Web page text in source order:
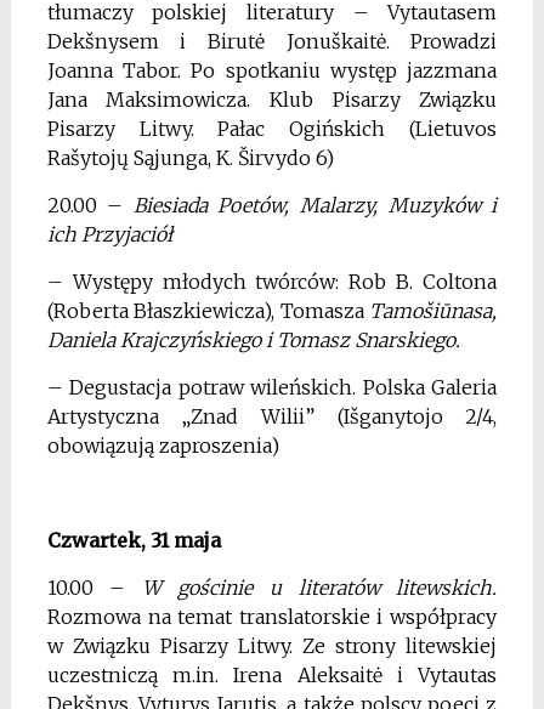
tłumaczy polskiej literatury – Vytautasem
Dekšnysem i Birutė Jonuškaitė. Prowadzi
Joanna Tabor. Po spotkaniu występ jazzmana
Jana Maksimowicza. Klub Pisarzy Związku
Pisarzy Litwy. Pałac Ogińskich (Lietuvos
Rašytojų Sąjunga, K. Širvydo 6)
20.00 – Biesiada Poetów, Malarzy, Muzyków i
ich Przyjaciół
– Występy młodych twórców: Rob B. Coltona
(Roberta Błaszkiewicza), TomaszaTamošiūnasa,
Daniela Krajczyńskiego i Tomasz Snarskiego.
– Degustacja potraw wileńskich. Polska Galeria
Artystyczna „Znad Wilii” (Išganytojo 2/4,
obowiązują zaproszenia)
Czwartek, 31 maja
10.00 –
W gościnie u literatów litewskich.
Rozmowa na temat translatorskie i współpracy
w Związku Pisarzy Litwy. Ze strony litewskiej
uczestniczą m.in. Irena Aleksaitė i Vytautas
Dekšnys, Vyturys Jarutis, a także polscy poeci z